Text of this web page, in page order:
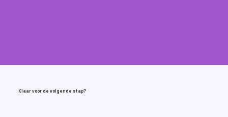
Klaar voor de volgende stap?